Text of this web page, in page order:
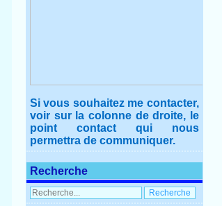
Si vous souhaitez me contacter,
voir sur la colonne de droite, le
point contact qui nous
permettra de communiquer.
Recherche